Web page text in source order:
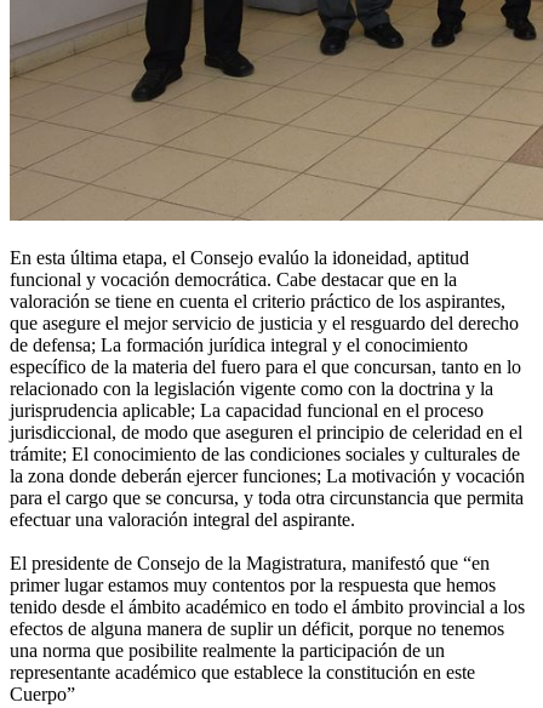
En esta última etapa, el Consejo evalúo la idoneidad, aptitud
funcional y vocación democrática. Cabe destacar que en la
valoración se tiene en cuenta el criterio práctico de los aspirantes,
que asegure el mejor servicio de justicia y el resguardo del derecho
de defensa; La formación jurídica integral y el conocimiento
específico de la materia del fuero para el que concursan, tanto en lo
relacionado con la legislación vigente como con la doctrina y la
jurisprudencia aplicable; La capacidad funcional en el proceso
jurisdiccional, de modo que aseguren el principio de celeridad en el
trámite; El conocimiento de las condiciones sociales y culturales de
la zona donde deberán ejercer funciones; La motivación y vocación
para el cargo que se concursa, y toda otra circunstancia que permita
efectuar una valoración integral del aspirante.
El presidente de Consejo de la Magistratura, manifestó que “en
primer lugar estamos muy contentos por la respuesta que hemos
tenido desde el ámbito académico en todo el ámbito provincial a los
efectos de alguna manera de suplir un déficit, porque no tenemos
una norma que posibilite realmente la participación de un
representante académico que establece la constitución en este
Cuerpo”